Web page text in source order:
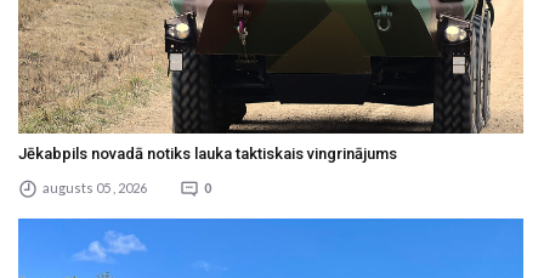
Jēkabpils novadā notiks lauka taktiskais vingrinājums
augusts 05 , 2026 0